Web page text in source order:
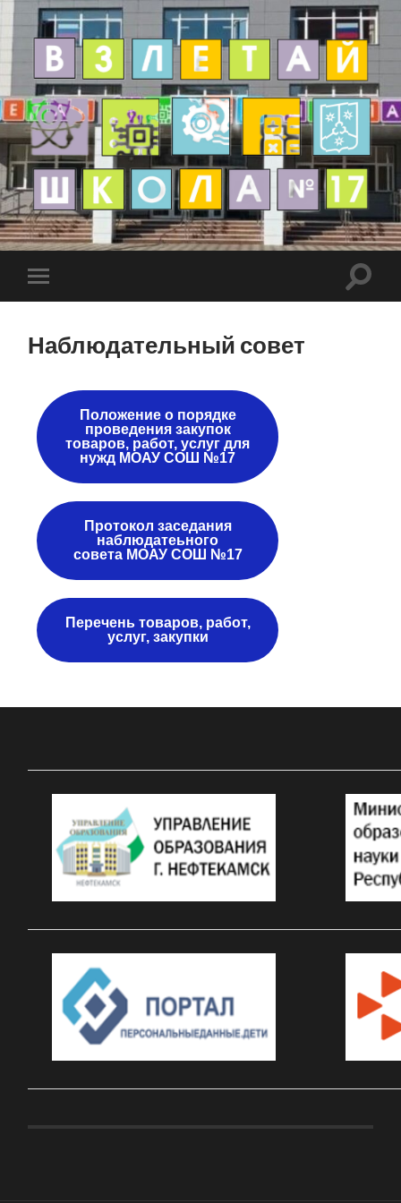
Наблюдательный совет
Положение о порядке
проведения закупок
товаров, работ, услуг для
нужд МОАУ СОШ №17
Протокол заседания
наблюдатеьного
совета МОАУ СОШ №17
Перечень товаров, работ,
услуг, закупки